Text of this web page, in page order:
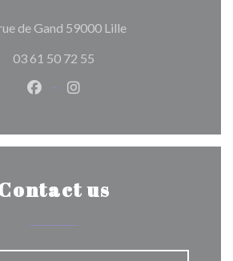
de Gand 59000 Lille((opens in a new
03 61 50 72 55
Facebook ((opens in a new
Instagram ((opens in a
us